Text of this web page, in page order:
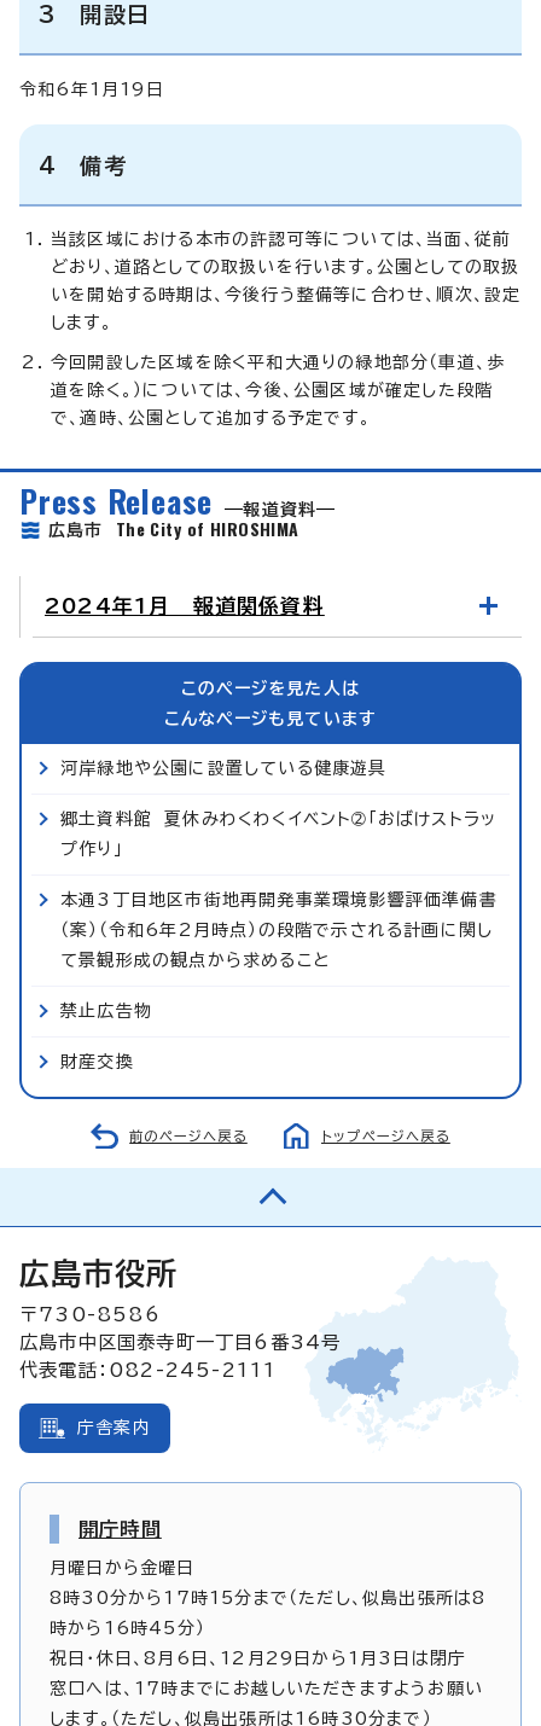
3 開設日
令和6年1月19日
4 備考
当該区域における本市の許認可等については、当面、従前
どおり、道路としての取扱いを行います。公園としての取扱
いを開始する時期は、今後行う整備等に合わせ、順次、設定
します。
今回開設した区域を除く平和大通りの緑地部分（車道、歩
道を除く。）については、今後、公園区域が確定した段階
で、適時、公園として追加する予定です。
Press Release
報道資料
広島市 The City of HIROSHIMA
2024年1月 報道関係資料
このページを見た人は
こんなページも見ています
河岸緑地や公園に設置している健康遊具
郷土資料館 夏休みわくわくイベント➁「おばけストラッ
プ作り」
本通3丁目地区市街地再開発事業環境影響評価準備書
（案）（令和6年2月時点）の段階で示される計画に関し
て景観形成の観点から求めること
禁止広告物
財産交換
前のページへ戻る トップページへ戻る
広島市役所
〒730-8586
広島市中区国泰寺町一丁目6番34号
代表電話：082-245-2111
庁舎案内
開庁時間
月曜日から金曜日
8時30分から17時15分まで（ただし、似島出張所は8
時から16時45分）
祝日・休日、8月6日、12月29日から1月3日は閉庁
窓口へは、17時までにお越しいただきますようお願い
します。（ただし、似島出張所は16時30分まで）